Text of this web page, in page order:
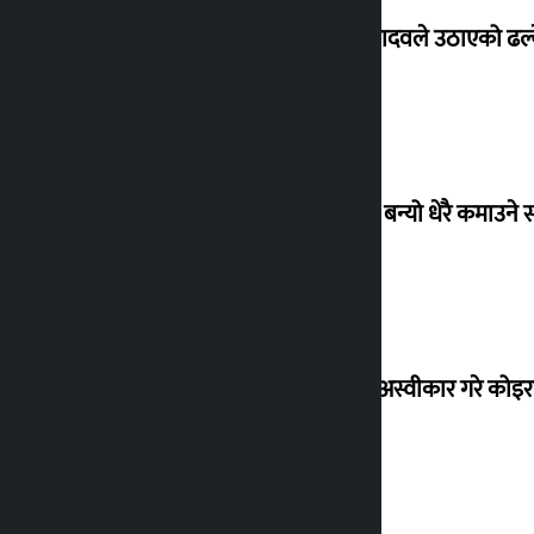
सांसद यादवले उठाएको
‘गौंथली’ बन्यो धेरै
शेखरले अस्वीकार गरे